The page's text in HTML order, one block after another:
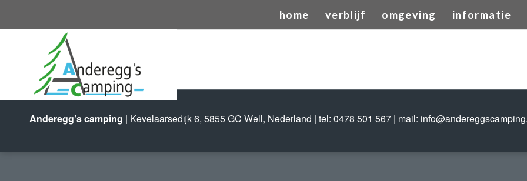
home verblijf omgeving informatie
Anderegg’s camping | Kevelaarsedijk 6, 5855 GC Well, Nederland | tel: 0478 501 567 | mail: